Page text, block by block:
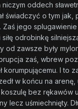
oddech
świadczyć o tym
Zaś jego
odrobinkę
od zawsze były
zaś, wbrew
korumpującemu. I to
w końcu na
bez rękawów
lecz uśmiechnięty.